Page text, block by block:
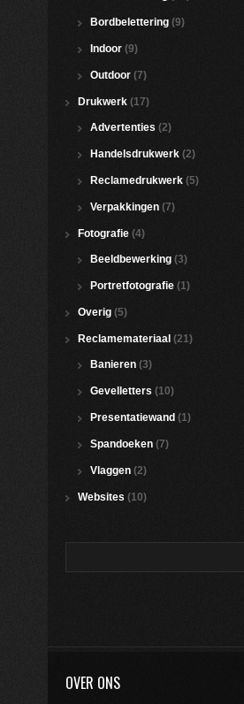
Bordbelettering (9)
Indoor (9)
Outdoor (7)
Drukwerk (17)
Advertenties (2)
Handelsdrukwerk (2)
Reclamedrukwerk (5)
Verpakkingen (7)
Fotografie (4)
Beeldbewerking (3)
Portretfotografie (1)
Overig (5)
Reclamemateriaal (21)
Banieren (3)
Gevelletters (10)
Presentatiewand (1)
Spandoeken (7)
Vlaggen (2)
Websites (10)
OVER ONS